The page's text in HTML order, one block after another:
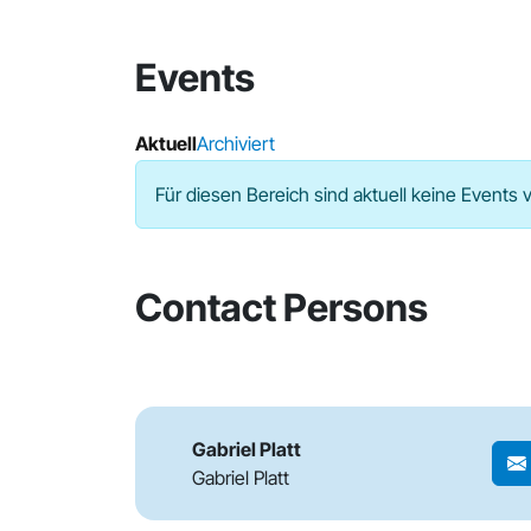
Events
AktuellArchiviert
Für diesen Bereich sind aktuell keine Events
Contact Persons
Gabriel Platt
Gabriel Platt